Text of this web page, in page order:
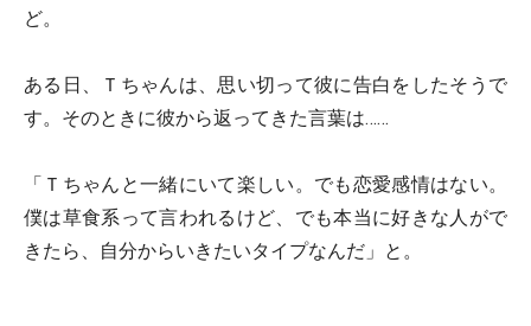
ど。
ある日、Ｔちゃんは、思い切って彼に告白をしたそうで
す。そのときに彼から返ってきた言葉は……
「Ｔちゃんと一緒にいて楽しい。でも恋愛感情はない。
僕は草食系って言われるけど、でも本当に好きな人がで
きたら、自分からいきたいタイプなんだ」と。